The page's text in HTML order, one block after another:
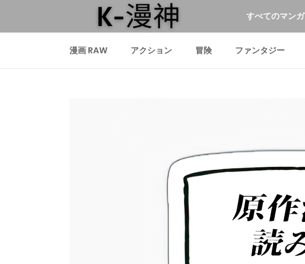
すべてのマンガ
漫画 RAW アクション 冒険 ファンタジー